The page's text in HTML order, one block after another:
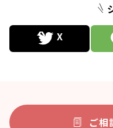
ご相